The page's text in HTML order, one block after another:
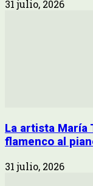
31 julio, 2026
La artista María
flamenco al
31 julio, 2026